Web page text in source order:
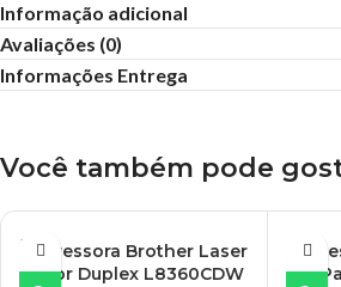
Informação adicional
Avaliações (0)
Informações Entrega
Você também pode
ESGO
TADO
Impressora Brother Laser
Color Duplex L8360CDW